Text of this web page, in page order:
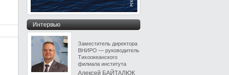
Интервью
Заместитель директора
ВНИРО — руководитель
Тихоокеанского
филиала института
Алексей БАЙТАЛЮК